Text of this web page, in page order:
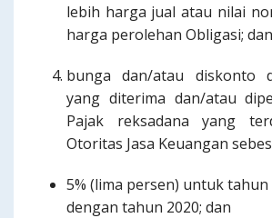
lebih harga jual atau nilai
harga perolehan Obligasi; dan
bunga dan/atau diskonto
yang diterima dan/atau
Pajak reksadana yang
Otoritas Jasa Keuangan
5% (lima persen) untuk tahun
dengan tahun 2020; dan